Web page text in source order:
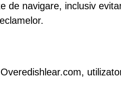
de navigare, inclusiv